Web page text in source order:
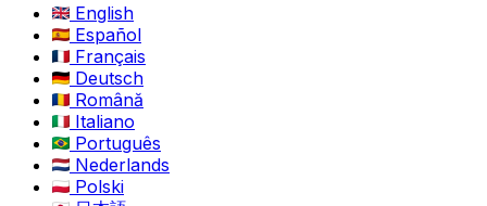
English
Español
Français
Deutsch
Română
Italiano
Português
Nederlands
Polski